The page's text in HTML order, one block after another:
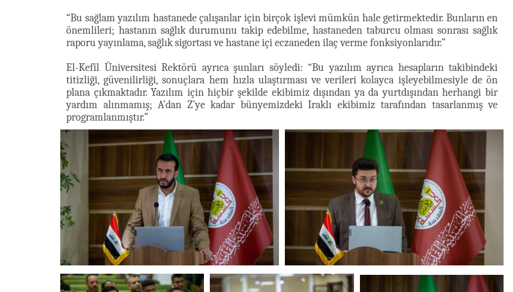
“Bu sağlam yazılım hastanede çalışanlar için birçok işlevi mümkün hale getirmektedir. Bunların en
önemlileri; hastanın sağlık durumunu takip edebilme, hastaneden taburcu olması sonrası sağlık
raporu yayınlama, sağlık sigortası ve hastane içi eczaneden ilaç verme fonksiyonlarıdır.”
El-Kefîl Üniversitesi Rektörü ayrıca şunları söyledi: “Bu yazılım ayrıca hesapların takibindeki
titizliği, güvenilirliği, sonuçlara hem hızla ulaştırması ve verileri kolayca işleyebilmesiyle de ön
plana çıkmaktadır. Yazılım için hiçbir şekilde ekibimiz dışından ya da yurtdışından herhangi bir
yardım alınmamış; A’dan Z’ye kadar bünyemizdeki Iraklı ekibimiz tarafından tasarlanmış ve
programlanmıştır.”